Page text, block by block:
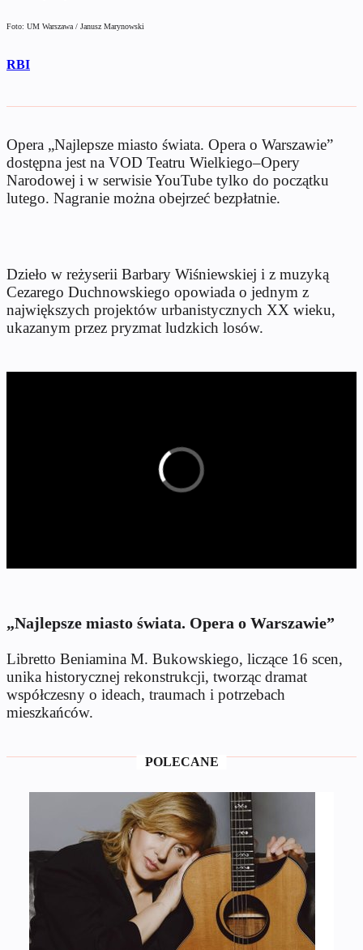
Foto: UM Warszawa / Janusz Marynowski
RBI
Opera „Najlepsze miasto świata. Opera o Warszawie”
dostępna jest na VOD Teatru Wielkiego–Opery
Narodowej i w serwisie YouTube tylko do początku
lutego. Nagranie można obejrzeć bezpłatnie.
Dzieło w reżyserii Barbary Wiśniewskiej i z muzyką
Cezarego Duchnowskiego opowiada o jednym z
największych projektów urbanistycznych XX wieku,
ukazanym przez pryzmat ludzkich losów.
„Najlepsze miasto świata. Opera o Warszawie”
Libretto Beniamina M. Bukowskiego, liczące 16 scen,
unika historycznej rekonstrukcji, tworząc dramat
współczesny o ideach, traumach i potrzebach
mieszkańców.
POLECANE